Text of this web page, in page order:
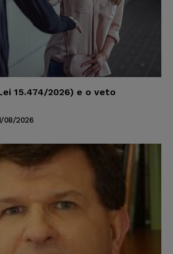
15.474/2026) e o veto
08/2026